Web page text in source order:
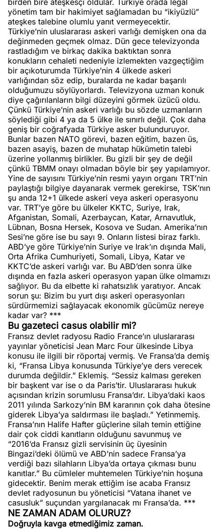
birden bire ateşkesçi oldular. Türkiye orada legal
yönetim tam bir hakimiyet sağlamadan bu “ikiyüzlü”
ateşkes talebine olumlu yanıt vermeyecektir.
Türkiye’nin uluslararası askeri varlığı demişken ona da
değinmeden geçmek olmaz. Dün gece televizyonda
rastladığım ve birkaç dakika baktıktan sonra
konukların cehaleti nedeniyle izlemekten vazgeçtiğim
bir açıkoturumda Türkiye’nin 4 ülkede askeri
varlığından söz edip, buralarda ne kadar başarılı
olduğumuzu söylüyorlardı. Televizyona uzman konuk
diye çağırılanların bilgi düzeyini görmek üzücü oldu.
Çünkü Türkiye’nin askeri varlığı bu sözde uzmanların
söylediği gibi 4 ya da 5 ülke ile sınırlı değil. Çok daha
geniş bir coğrafyada Türkiye asker bulunduruyor.
Bunlar bazen NATO görevi, bazen eğitim, bazen üs,
bazen asayiş, bazen de muhatap hükümetin talebi
üzerine yollanmış birlikler. Bu gizli bir şey de değil
çünkü TBMM onayı olmadan böyle bir şey yapılamıyor.
Yine de sayısını Türkiye’nin resmi yayın organı TRT’nin
paylaştığı bilgiye dayanarak vermek gerekirse, TSK’nın
şu anda 12+1 ülkede askeri veya askeri operasyonu
var. TRT’ye göre bu ülkeler KKTC, Suriye, Irak,
Afganistan, Somali, Azerbaycan, Katar, Arnavutluk,
Lübnan, Bosna Hersek, Kosova ve Sudan. Amerika’nın
Sesi’ne göre ise bu sayı 9. Onların listesi biraz farklı.
ABD’ye göre Türkiye’nin Suriye ve Irak’ın dışında Mali,
Orta Afrika Cumhuriyeti, Somali, Libya, Katar ve
KKTC’de askeri varlığı var. Bu ABD’den sonra ülke
dışında en fazla askeri operasyon yapan ülke olmamızı
sağlıyor. Bu da elbette ki rahatsızlık yaratıyor. Ancak
sorun şu: Bizim bu yurt dışı askeri operasyonları
sürdürmemizi sağlayacak ekonomik gücümüz nereye
kadar var? ***
Bu gazeteci casus olabilir mi?
Fransız devlet radyosu Radio France’ın uluslararası
yayınlar yöneticisi Jean Marc Four ülkesinde Libya
konusu ile ilgili bir röportaj vermiş. Ve Fransa’da demiş
ki, “Fransa Libya konusunda Türkiye’ye ders verecek
durumda değildir.” Eklemiş. “Sessiz kalması gereken
bir başkent var ise o da Paris’tir. Uluslararası hukuk
açısından krizin sorumlusu Fransa’dır. Libya’daki kaos
2011 yılında Sarkozy’nin BM kararının çok daha ötesine
giderek Libya’ya saldırması ile başladı.” Yetinmemiş.
Fransa’nın Halife Hafter güçlerine silah temin ettiğine
dair çok ciddi kanıtların olduğunu savunmuş ve
“2016’da Fransız gizli servisinin üç üyesinin
Bingazi’deki ölümü ve ABD’nin sadece Fransa’ya
verdiği bazı silahların Libya’da ortaya çıkması bunu
kanıtlar.” Bu cümleler muhtemelen Türkiye’nin hoşuna
gidecektir. Benim merak ettiğim ise acaba Fransız
devlet radyosunun bu yöneticisi “Vatana ihanet ve
casusluk” suçundan yargılanacak mı Fransa’da. ***
NE ZAMAN ADAM OLURUZ?
Doğruyla kavga etmediğimiz zaman.